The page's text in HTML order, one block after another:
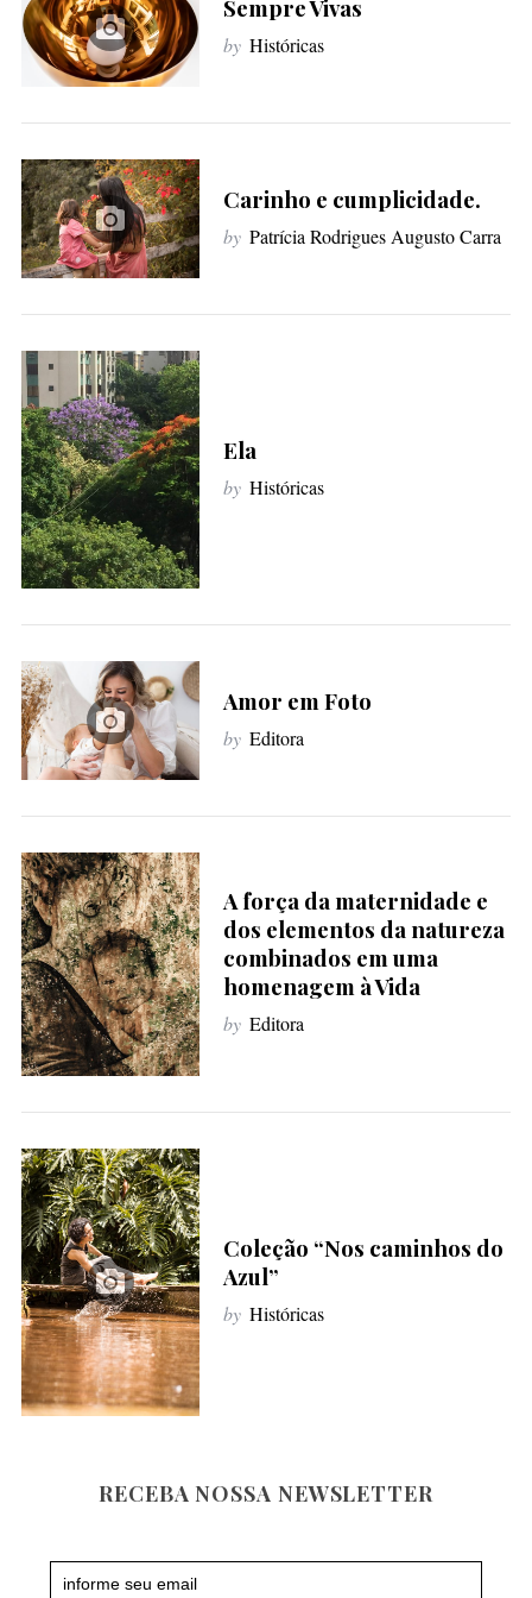
f
o
r
Sempre Vivas
by Históricas
Carinho e cumplicidade.
by Patrícia Rodrigues Augusto Carra
Ela
by Históricas
Amor em Foto
by Editora
A força da maternidade e
dos elementos da natureza
combinados em uma
homenagem à Vida
by Editora
Coleção “Nos caminhos do
Azul”
by Históricas
RECEBA NOSSA NEWSLETTER
S
e
r